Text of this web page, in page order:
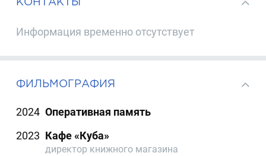
Информация временно отсутствует
ФИЛЬМОГРАФИЯ
2024 Оперативная память
2023 Кафе «Куба»
директор книжного магазина